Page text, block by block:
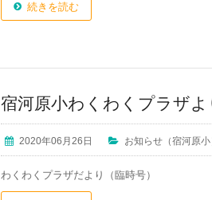
続きを読む
宿河原小わくわくプラザ
2020年06月26日 お知らせ（宿河原小
わくわくプラザだより（臨時号）